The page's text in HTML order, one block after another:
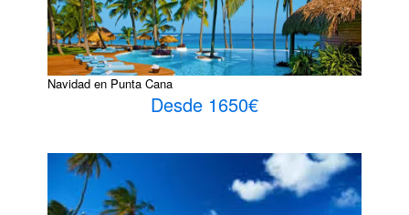
Navidad en Punta Cana
Desde 1650€